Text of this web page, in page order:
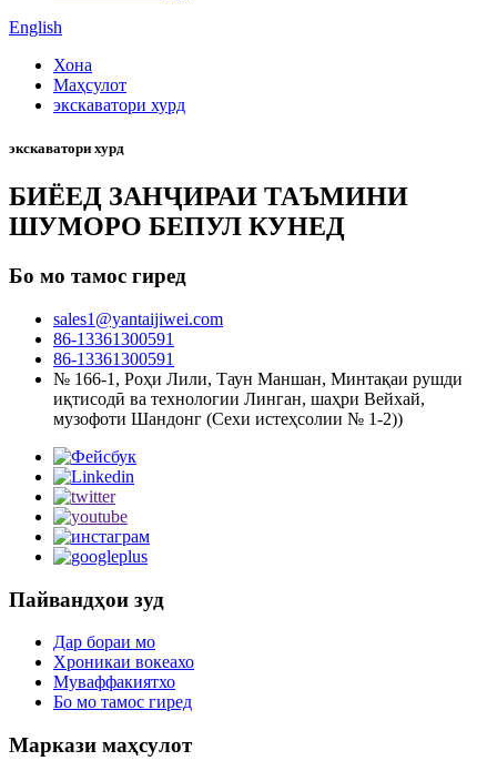
English
Хона
Маҳсулот
экскаватори хурд
экскаватори хурд
БИЁЕД ЗАНҶИРАИ ТАЪМИНИ
ШУМОРО БЕПУЛ КУНЕД
Бо мо тамос гиред
sales1@yantaijiwei.com
86-13361300591
86-13361300591
№ 166-1, Роҳи Лили, Таун Маншан, Минтақаи рушди
иқтисодӣ ва технологии Линган, шаҳри Вейхай,
музофоти Шандонг (Сехи истеҳсолии № 1-2))
Пайвандҳои зуд
Дар бораи мо
Хроникаи вокеахо
Муваффакиятхо
Бо мо тамос гиред
Маркази маҳсулот